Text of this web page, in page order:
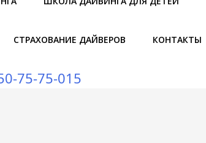
СТРАХОВАНИЕ ДАЙВЕРОВ КОНТАКТЫ
75-75-015